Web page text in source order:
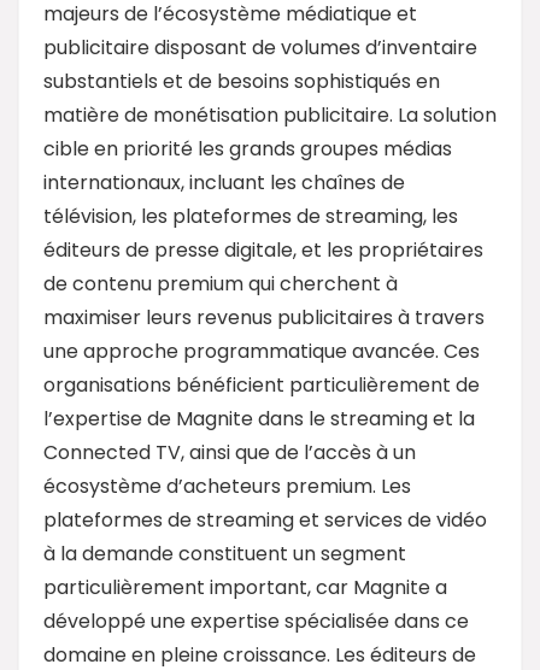
majeurs de l’écosystème médiatique et
publicitaire disposant de volumes d’inventaire
substantiels et de besoins sophistiqués en
matière de monétisation publicitaire. La solution
cible en priorité les grands groupes médias
internationaux, incluant les chaînes de
télévision, les plateformes de streaming, les
éditeurs de presse digitale, et les propriétaires
de contenu premium qui cherchent à
maximiser leurs revenus publicitaires à travers
une approche programmatique avancée. Ces
organisations bénéficient particulièrement de
l’expertise de Magnite dans le streaming et la
Connected TV, ainsi que de l’accès à un
écosystème d’acheteurs premium. Les
plateformes de streaming et services de vidéo
à la demande constituent un segment
particulièrement important, car Magnite a
développé une expertise spécialisée dans ce
domaine en pleine croissance. Les éditeurs de